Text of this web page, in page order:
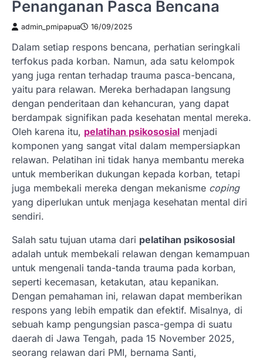
Penanganan Pasca Bencana
admin_pmipapua 16/09/2025
Dalam setiap respons bencana, perhatian seringkali
terfokus pada korban. Namun, ada satu kelompok
yang juga rentan terhadap trauma pasca-bencana,
yaitu para relawan. Mereka berhadapan langsung
dengan penderitaan dan kehancuran, yang dapat
berdampak signifikan pada kesehatan mental mereka.
Oleh karena itu, pelatihan psikososial menjadi
komponen yang sangat vital dalam mempersiapkan
relawan. Pelatihan ini tidak hanya membantu mereka
untuk memberikan dukungan kepada korban, tetapi
juga membekali mereka dengan mekanisme coping
yang diperlukan untuk menjaga kesehatan mental diri
sendiri.
Salah satu tujuan utama dari pelatihan psikososial
adalah untuk membekali relawan dengan kemampuan
untuk mengenali tanda-tanda trauma pada korban,
seperti kecemasan, ketakutan, atau kepanikan.
Dengan pemahaman ini, relawan dapat memberikan
respons yang lebih empatik dan efektif. Misalnya, di
sebuah kamp pengungsian pasca-gempa di suatu
daerah di Jawa Tengah, pada 15 November 2025,
seorang relawan dari PMI, bernama Santi,